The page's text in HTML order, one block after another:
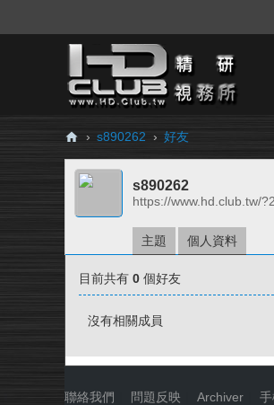
H
Cl
所
› s890262 › 好友
s890262
https://www.hd.club.tw/
主題 個人資料
目前共有 0 個好友
沒有相關成員
聯絡我們 問題反映 Archiver